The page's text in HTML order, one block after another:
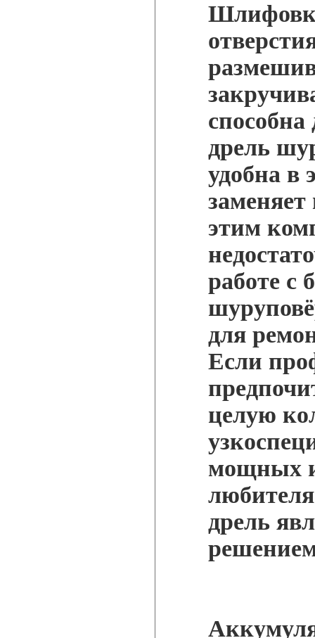
способна
дрель
удобна в
этим
работе с
для
Если
целую
мощных
дрель